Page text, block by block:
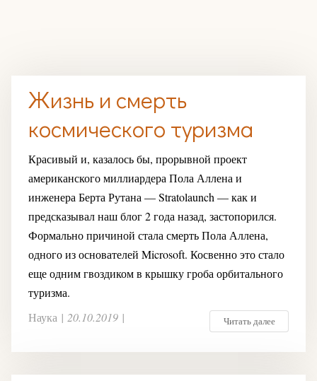
Жизнь и смерть
космического туризма
Красивый и, казалось бы, прорывной проект
американского миллиардера Пола Аллена и
инженера Берта Рутана — Stratolaunch — как и
предсказывал наш блог 2 года назад, застопорился.
Формально причиной стала смерть Пола Аллена,
одного из основателей Microsoft. Косвенно это стало
еще одним гвоздиком в крышку гроба орбитального
туризма.
Читать далее
Наука | 20.10.2019 |